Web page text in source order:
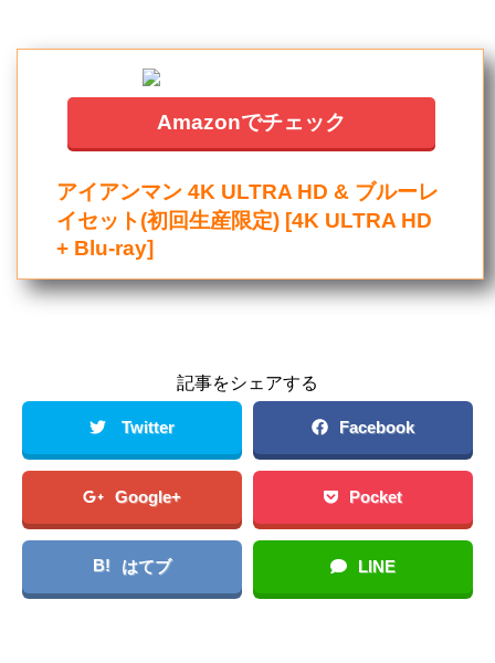
Amazonでチェック
アイアンマン 4K ULTRA HD & ブルーレ
イセット(初回生産限定) [4K ULTRA HD
+ Blu-ray]
記事をシェアする
Twitter Facebook
Google+ Pocket
B! はてブ LINE